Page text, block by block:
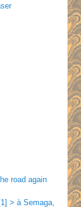
road again
> à Semaga,